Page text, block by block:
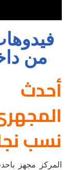
من
أحدث
نسب
المركز مجهز